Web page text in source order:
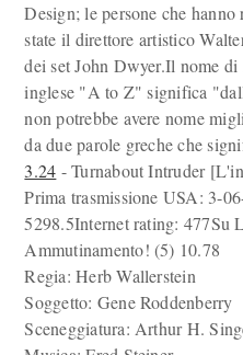
Design; le persone che
state il direttore artistico
dei set John Dwyer.Il nome
inglese "A to Z" significa
non potrebbe avere nome
da due parole greche che
3.24 - Turnabout Intruder
Prima trasmissione USA: 3-
5298.5Internet rating: 477Su
Ammutinamento! (5) 10.78
Regia: Herb Wallerstein
Soggetto: Gene Roddenberry
Sceneggiatura: Arthur H.